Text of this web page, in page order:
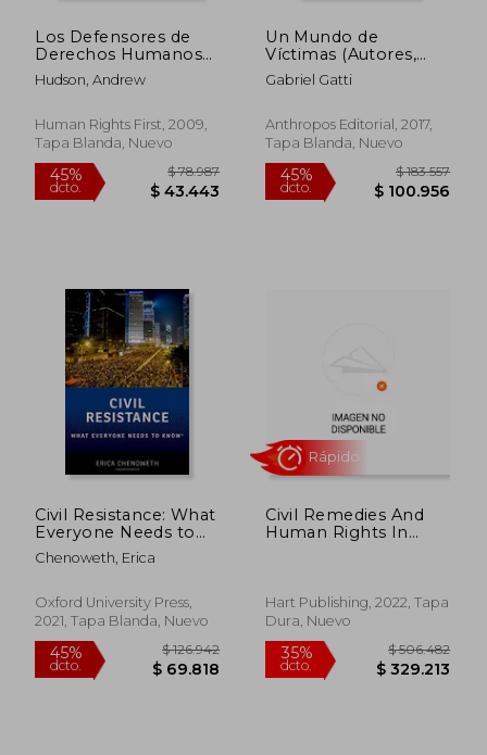
Los Defensores de
Derechos Humanos
Acusados sin
Fundamento: Presos
Colombia
Hudson, Andrew
Human Rights First, 2009,
Tapa Blanda, Nuevo
45%
dcto.
$ 78.987
$ 43.443
Un Mundo de
Víctimas (Autores,
Textos y Temas.
Ciencias Sociales)
Gabriel Gatti
Anthropos Editorial, 2017,
Tapa Blanda, Nuevo
45%
dcto. $
Civil Resistance: What
Everyone Needs to
Know® (en Inglés)
Chenoweth, Erica
Oxford University Press,
2021, Tapa Blanda, Nuevo
Civil Remedies And
Human Rights In
(en Inglés)
Hart Publishing, 2022, Tapa
Dura, Nuevo